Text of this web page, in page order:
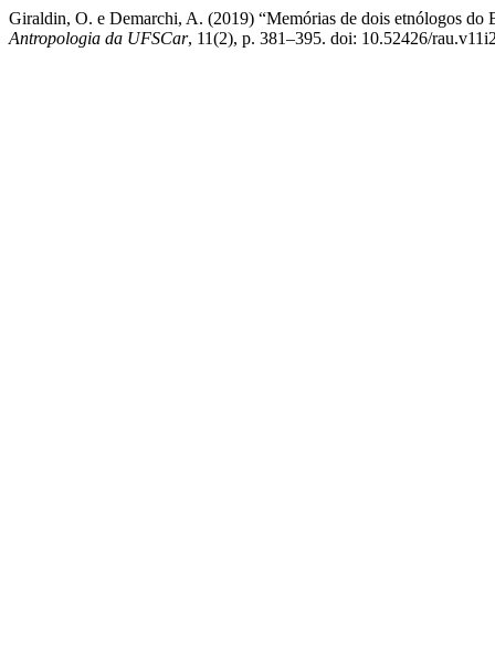
Giraldin, O. e Demarchi, A. (2019) “Memórias de dois etnólogos
Antropologia da UFSCar, 11(2), p. 381–395. doi: 10.52426/